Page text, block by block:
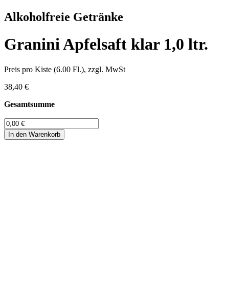
Alkoholfreie Getränke
Granini Apfelsaft klar 1,0 ltr.
Preis pro Kiste (6.00 Fl.), zzgl. MwSt
38,40 €
Gesamtsumme